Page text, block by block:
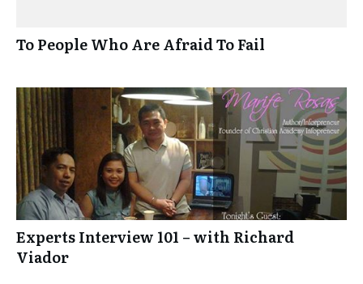
To People Who Are Afraid To Fail
Experts Interview 101 – with Richard
Viador